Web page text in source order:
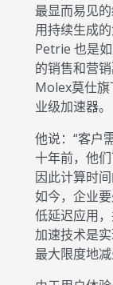
最显而易见
用持续生成
Petrie 也是
的销售和营
Molex莫仕旗
业级加速器。
他说：“客户
十年前，他
因此计算时
如今，企业
低延迟应用
加速技术是
最大限度地